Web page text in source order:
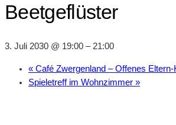
Beetgeflüster
3. Juli 2030 @ 19:00 –21:00
« Café Zwergenland – Offenes Eltern-
Spieletreff im Wohnzimmer »